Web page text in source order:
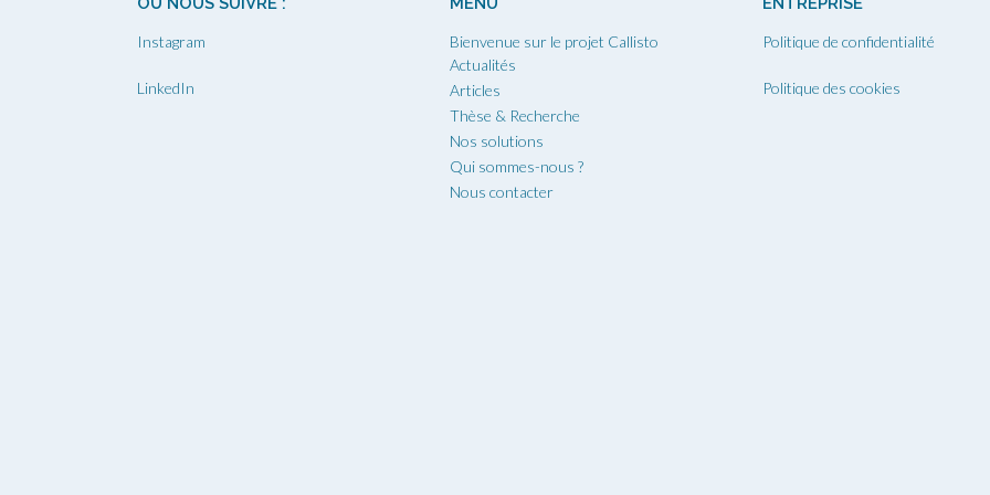
Instagram
LinkedIn
Bienvenue sur le projet Callisto
Actualités
Articles
Thèse & Recherche
Nos solutions
Qui sommes-nous ?
Nous contacter
Politique de confidentialité
Politique des cookies